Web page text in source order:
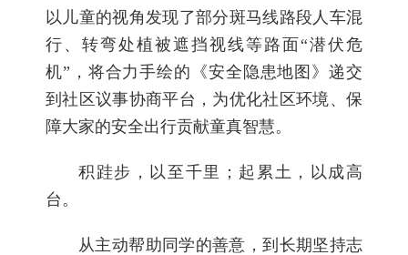
以儿童的视角发现了部分斑马线路段人车混
行、转弯处植被遮挡视线等路面“潜伏危
机”，将合力手绘的《安全隐患地图》递交
到社区议事协商平台，为优化社区环境、保
障大家的安全出行贡献童真智慧。
积跬步，以至千里；起累土，以成高
台。
从主动帮助同学的善意，到长期坚持志